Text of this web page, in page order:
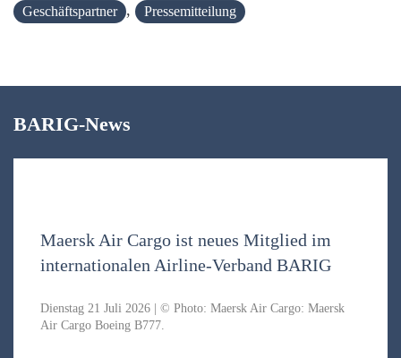
Geschäftspartner , Pressemitteilung
BARIG-News
Maersk Air Cargo ist neues Mitglied im
internationalen Airline-Verband BARIG
Dienstag 21 Juli 2026 | © Photo: Maersk Air Cargo: Maersk
Air Cargo Boeing B777.